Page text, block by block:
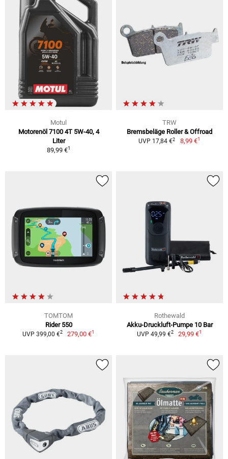
Motul
Motorenöl 7100 4T 5W-40, 4
Liter
89,99 €1
TRW
Bremsbeläge Roller & Offroad
UVP 17,84 €2 8,99 €1
TOMTOM
Rider 550
UVP 399,00 €2 279,00 €1
Rothewald
Akku-Druckluft-Pumpe 10 Bar
UVP 49,99 €2 29,99 €1